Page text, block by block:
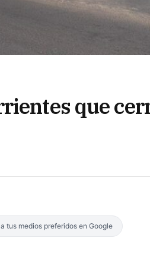
que
tus medios preferidos en Google